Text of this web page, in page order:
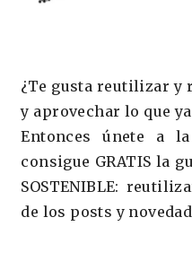
¿Te gusta reutilizar y
y aprovechar lo que
Entonces únete a
consigue GRATIS la
SOSTENIBLE:
de los posts y